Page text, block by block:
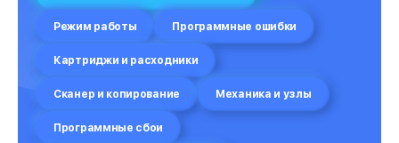
Режим работы Программные ошибки
Картриджи и расходники
Сканер и копирование Механика и узлы
Программные сбои